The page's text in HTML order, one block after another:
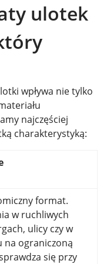
ulotek
wpływa nie tylko
najczęściej
charakterystyką:
format.
w ruchliwych
ulicy czy w
na ograniczoną
się przy